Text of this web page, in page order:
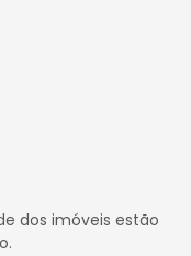
dos imóveis estão